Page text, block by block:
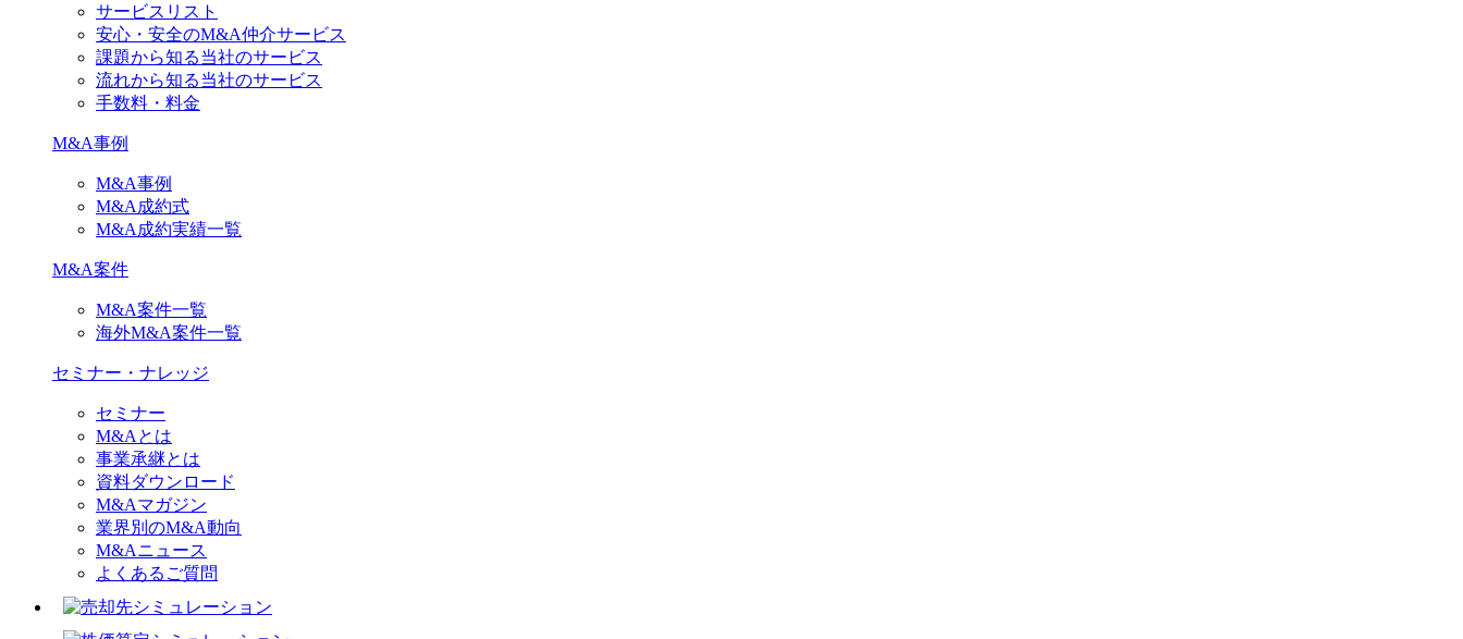
サービスリスト
安心・安全のM&A仲介サービス
課題から知る当社のサービス
流れから知る当社のサービス
手数料・料金
M&A事例
M&A事例
M&A成約式
M&A成約実績一覧
M&A案件
M&A案件一覧
海外M&A案件一覧
セミナー・ナレッジ
セミナー
M&Aとは
事業承継とは
資料ダウンロード
M&Aマガジン
業界別のM&A動向
M&Aニュース
よくあるご質問